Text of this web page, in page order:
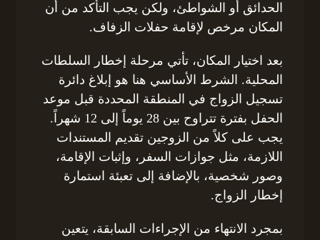
الحدائق أو الشواطئ، ولكن يجب التأكد من أن
المكان مرخص لإقامة حفلات الزفاف.
بعد اختيار المكان، تأتي مرحلة إخطار السلطات
المحلية. الشرط الأساسي هنا هو إبلاغ دائرة
تسجيل الزواج في المنطقة المحددة قبل موعد
الحفل بفترة تتراوح بين 28 يوماً إلى 12 شهراً.
يجب على كلاً من الزوجين تقديم المستندات
اللازمة، مثل جوازات السفر، وإثبات الإقامة،
وصور شخصية، بالإضافة إلى تعبئة استمارة
إخطار الزواج.
بمجرد الانتهاء من الإجراءات السابقة، يتعين